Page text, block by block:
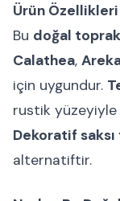
Ürün Özellikleri
Bu doğal toprak
Calathea,
için uygundur.
rustik
Dekoratif saksı
alternatiftir.